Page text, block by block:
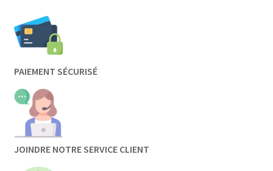
PAIEMENT SÉCURISÉ
JOINDRE NOTRE SERVICE CLIENT